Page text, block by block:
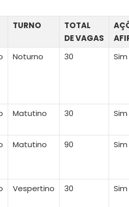
TURNO
TOTAL
DE VAGAS
Noturno 30 Sim
Matutino 30 Sim
Matutino 90 Sim
Vespertino 30 Sim